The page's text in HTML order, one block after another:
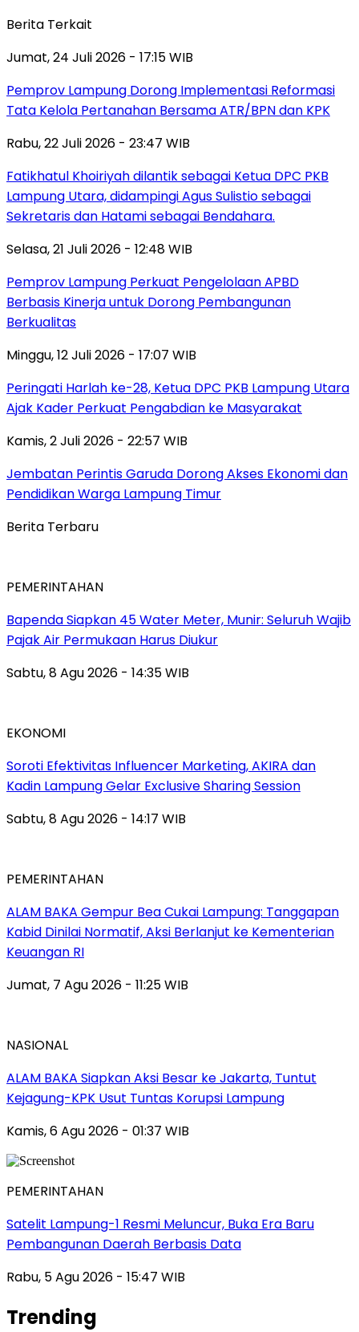
Berita Terkait
Jumat, 24 Juli 2026 - 17:15 WIB
Pemprov Lampung Dorong Implementasi Reformasi
Tata Kelola Pertanahan Bersama ATR/BPN dan KPK
Rabu, 22 Juli 2026 - 23:47 WIB
Fatikhatul Khoiriyah dilantik sebagai Ketua DPC PKB
Lampung Utara, didampingi Agus Sulistio sebagai
Sekretaris dan Hatami sebagai Bendahara.
Selasa, 21 Juli 2026 - 12:48 WIB
Pemprov Lampung Perkuat Pengelolaan APBD
Berbasis Kinerja untuk Dorong Pembangunan
Berkualitas
Minggu, 12 Juli 2026 - 17:07 WIB
Peringati Harlah ke-28, Ketua DPC PKB Lampung Utara
Ajak Kader Perkuat Pengabdian ke Masyarakat
Kamis, 2 Juli 2026 - 22:57 WIB
Jembatan Perintis Garuda Dorong Akses Ekonomi dan
Pendidikan Warga Lampung Timur
Berita Terbaru
PEMERINTAHAN
‎Bapenda Siapkan 45 Water Meter, Munir: Seluruh Wajib
Pajak Air Permukaan Harus Diukur
Sabtu, 8 Agu 2026 - 14:35 WIB
EKONOMI
Soroti Efektivitas Influencer Marketing, AKIRA dan
Kadin Lampung Gelar Exclusive Sharing Session
Sabtu, 8 Agu 2026 - 14:17 WIB
PEMERINTAHAN
ALAM BAKA Gempur Bea Cukai Lampung: Tanggapan
Kabid Dinilai Normatif, Aksi Berlanjut ke Kementerian
Keuangan RI
Jumat, 7 Agu 2026 - 11:25 WIB
NASIONAL
ALAM BAKA Siapkan Aksi Besar ke Jakarta, Tuntut
Kejagung-KPK Usut Tuntas Korupsi Lampung
Kamis, 6 Agu 2026 - 01:37 WIB
PEMERINTAHAN
Satelit Lampung-1 Resmi Meluncur, Buka Era Baru
Pembangunan Daerah Berbasis Data
Rabu, 5 Agu 2026 - 15:47 WIB
Trending